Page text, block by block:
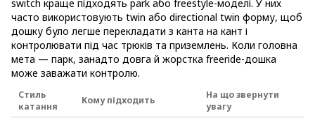
switch краще підходять park або freestyle-моделі. У них
часто використовують twin або directional twin форму, щоб
дошку було легше перекладати з канта на кант і
контролювати під час трюків та приземлень. Коли головна
мета — парк, занадто довга й жорстка freeride-дошка
може заважати контролю.
Стиль
катання
Кому підходить
На що звернути
увагу